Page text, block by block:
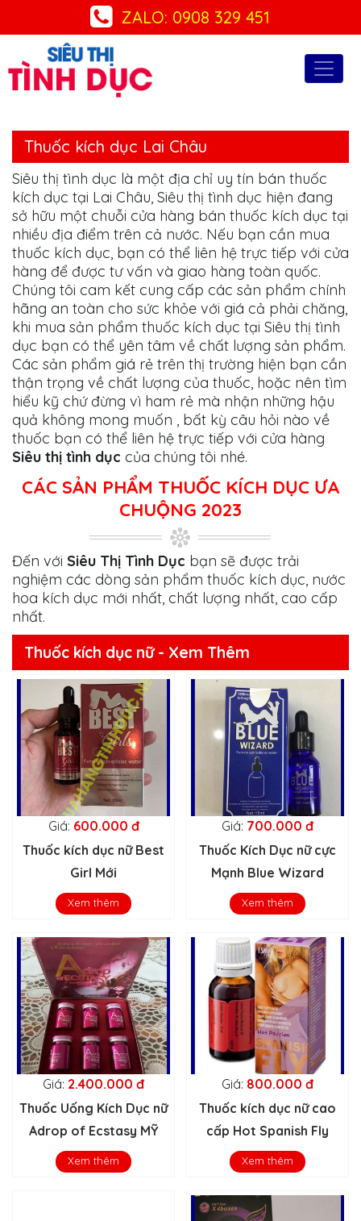
ZALO: 0908 329 451
Thuốc kích dục Lai Châu
Siêu thị tình dục là một địa chỉ uy tín bán thuốc
kích dục tại Lai Châu, Siêu thị tình dục hiện đang
sở hữu một chuỗi cửa hàng bán thuốc kích dục tại
nhiều địa điểm trên cả nước. Nếu bạn cần mua
thuốc kích dục, bạn có thể liên hệ trực tiếp với cửa
hàng để được tư vấn và giao hàng toàn quốc.
Chúng tôi cam kết cung cấp các sản phẩm chính
hãng an toàn cho sức khỏe với giá cả phải chăng,
khi mua sản phẩm thuốc kích dục tại Siêu thị tình
dục bạn có thể yên tâm về chất lượng sản phẩm.
Các sản phẩm giá rẻ trên thị trường hiện bạn cần
thận trọng về chất lượng của thuốc, hoặc nên tìm
hiểu kỹ chứ đừng vì ham rẻ mà nhận những hậu
quả không mong muốn , bất kỳ câu hỏi nào về
thuốc bạn có thể liên hệ trực tiếp với cửa hàng
Siêu thị tình dục của chúng tôi nhé.
CÁC SẢN PHẨM THUỐC KÍCH DỤC ƯA
CHUỘNG 2023
Đến với Siêu Thị Tình Dục bạn sẽ được trải
nghiệm các dòng sản phẩm thuốc kích dục, nước
hoa kích dục mới nhất, chất lượng nhất, cao cấp
nhất.
Thuốc kích dục nữ - Xem Thêm
Giá: 600.000 đ
Thuốc kích dục nữ Best
Girl Mới
Xem thêm
Giá: 700.000 đ
Thuốc Kích Dục nữ cực
Mạnh Blue Wizard
Xem thêm
Giá: 2.400.000 đ
Thuốc Uống Kích Dục nữ
Adrop of Ecstasy MỸ
Xem thêm
Giá: 800.000 đ
Thuốc kích dục nữ cao
cấp Hot Spanish Fly
Xem thêm